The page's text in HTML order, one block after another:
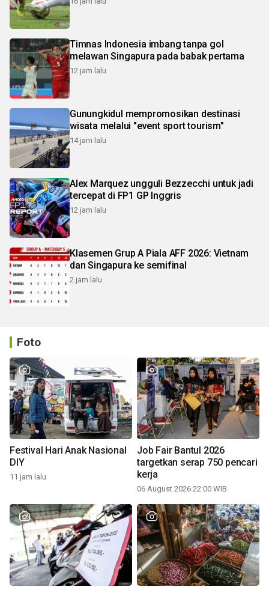
Timnas Indonesia imbang tanpa gol
melawan Singapura pada babak pertama
12 jam lalu
Gunungkidul mempromosikan destinasi
wisata melalui "event sport tourism"
14 jam lalu
Alex Marquez ungguli Bezzecchi untuk jadi
tercepat di FP1 GP Inggris
12 jam lalu
Klasemen Grup A Piala AFF 2026: Vietnam
dan Singapura ke semifinal
2 jam lalu
Foto
Festival Hari Anak Nasional
DIY
11 jam lalu
Job Fair Bantul 2026
targetkan serap 750 pencari
kerja
06 August 2026 22:00 WIB